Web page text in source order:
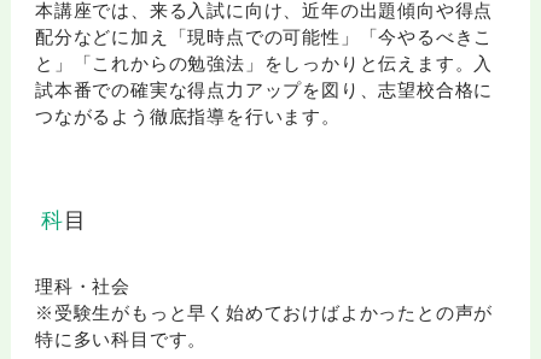
本講座では、来る入試に向け、近年の出題傾向や得点
配分などに加え「現時点での可能性」「今やるべきこ
と」「これからの勉強法」をしっかりと伝えます。入
試本番での確実な得点力アップを図り、志望校合格に
つながるよう徹底指導を行います。
科目
理科・社会
※受験生がもっと早く始めておけばよかったとの声が
特に多い科目です。